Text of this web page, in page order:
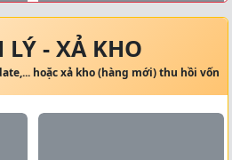
LÝ - XẢ KHO
hoặc xả kho (hàng mới) thu hồi vốn